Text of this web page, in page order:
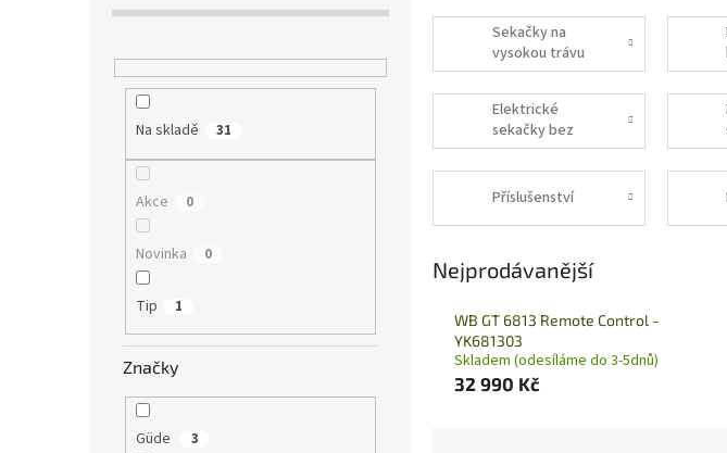
Na skladě 31
Akce 0
Novinka 0
Tip 1
Značky
Güde 3
Sekačky na
vysokou trávu
Elektrické
sekačky bez
pojezdu
Příslušenství
Nejprodávanější
WB GT 6813 Remote Control -
YK681303
Skladem (odesíláme do 3-5dnů)
32 990 Kč